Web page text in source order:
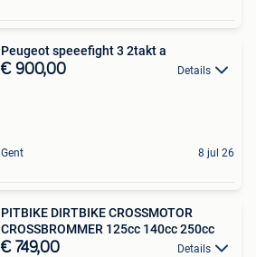
Peugeot speeefight 3 2takt a
€ 900,00 Details
Gent 8 jul 26
PITBIKE DIRTBIKE CROSSMOTOR
CROSSBROMMER 125cc 140cc 250cc
€ 749,00 Details